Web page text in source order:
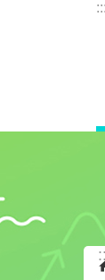
跳到主要內容
:::